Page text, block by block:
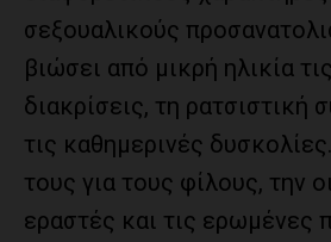
σεξουαλικούς
βιώσει από μικρή ηλικία
διακρίσεις, τη ρατσιστική
τις καθημερινές
τους για τους φίλους, την
εραστές και τις ερωμένες